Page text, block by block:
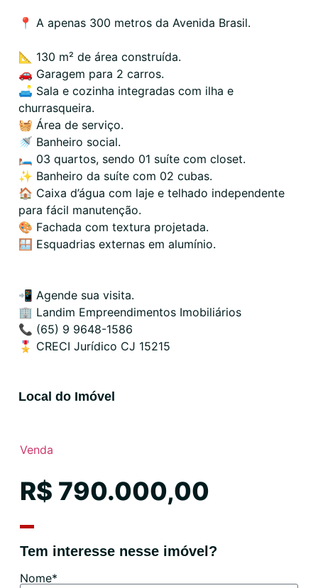
📍 A apenas 300 metros da Avenida Brasil.
📐 130 m² de área construída.
🚗 Garagem para 2 carros.
🛋️ Sala e cozinha integradas com ilha e
churrasqueira.
🧺 Área de serviço.
🚿 Banheiro social.
🛏️ 03 quartos, sendo 01 suíte com closet.
✨ Banheiro da suíte com 02 cubas.
🏠 Caixa d’água com laje e telhado independente
para fácil manutenção.
🎨 Fachada com textura projetada.
🪟 Esquadrias externas em alumínio.
📲 Agende sua visita.
🏢 Landim Empreendimentos Imobiliários
📞 (65) 9 9648-1586
🎖️ CRECI Jurídico CJ 15215
Local do Imóvel
Venda
R$ 790.000,00
Tem interesse nesse imóvel?
Nome*